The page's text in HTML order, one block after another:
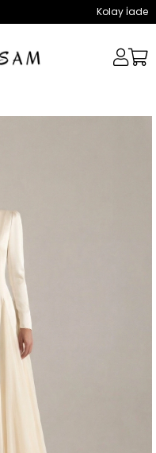
Kolay İade